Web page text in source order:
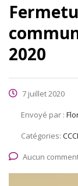
2020
7 juillet 2020
Envoyé par :
Catégories:
Aucun